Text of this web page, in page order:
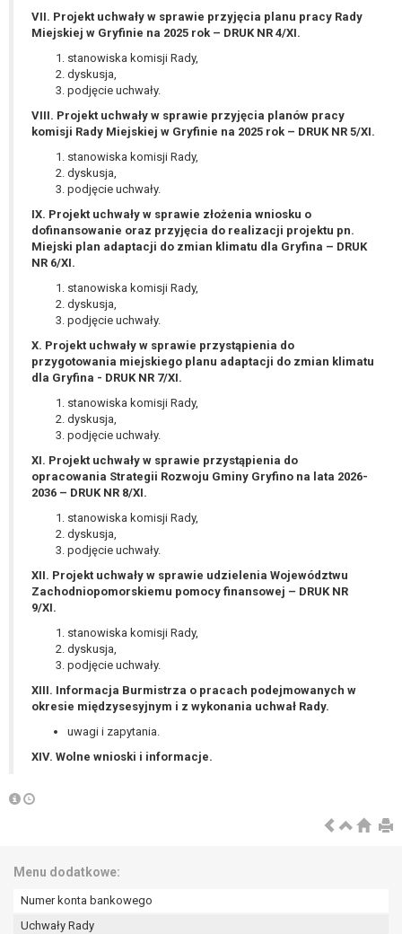
VII. Projekt uchwały w sprawie przyjęcia planu pracy Rady
Miejskiej w Gryfinie na 2025 rok – DRUK NR 4/XI.
stanowiska komisji Rady,
dyskusja,
podjęcie uchwały.
VIII. Projekt uchwały w sprawie przyjęcia planów pracy
komisji Rady Miejskiej w Gryfinie na 2025 rok – DRUK NR 5/XI.
stanowiska komisji Rady,
dyskusja,
podjęcie uchwały.
IX. Projekt uchwały w sprawie złożenia wniosku o
dofinansowanie oraz przyjęcia do realizacji projektu pn.
Miejski plan adaptacji do zmian klimatu dla Gryfina – DRUK
NR 6/XI.
stanowiska komisji Rady,
dyskusja,
podjęcie uchwały.
X. Projekt uchwały w sprawie przystąpienia do
przygotowania miejskiego planu adaptacji do zmian klimatu
dla Gryfina - DRUK NR 7/XI.
stanowiska komisji Rady,
dyskusja,
podjęcie uchwały.
XI. Projekt uchwały w sprawie przystąpienia do
opracowania Strategii Rozwoju Gminy Gryfino na lata 2026-
2036 – DRUK NR 8/XI.
stanowiska komisji Rady,
dyskusja,
podjęcie uchwały.
XII. Projekt uchwały w sprawie udzielenia Województwu
Zachodniopomorskiemu pomocy finansowej – DRUK NR
9/XI.
stanowiska komisji Rady,
dyskusja,
podjęcie uchwały.
XIII. Informacja Burmistrza o pracach podejmowanych w
okresie międzysesyjnym i z wykonania uchwał Rady.
uwagi i zapytania.
XIV. Wolne wnioski i informacje.
Menu dodatkowe:
Numer konta bankowego
Uchwały Rady
lit a RODO), przysługuje Pani/Panu prawo do
cofnięcia tej zgody w dowolnym momencie.
przetwarzania, którego dokonano na podstawie
zgody przed jej cofnięciem.
Przysługuje Pani/Panu prawo wniesienia skargi do
organu nadzorczego na niezgodne z prawem
przez administratora.
Organem właściwym do wniesienia skargi jest
Prezes Urzędu Ochrony Danych Osobowych.
W zależności od sfery, w której przetwarzane są
dane osobowe, podanie danych osobowych jest
dobrowolne albo jest wymogiem ustawowym lub
umownym.
Pani/Pana dane nie będą poddawane
zautomatyzowanemu podejmowaniu decyzji, w
tym również profilowaniu.